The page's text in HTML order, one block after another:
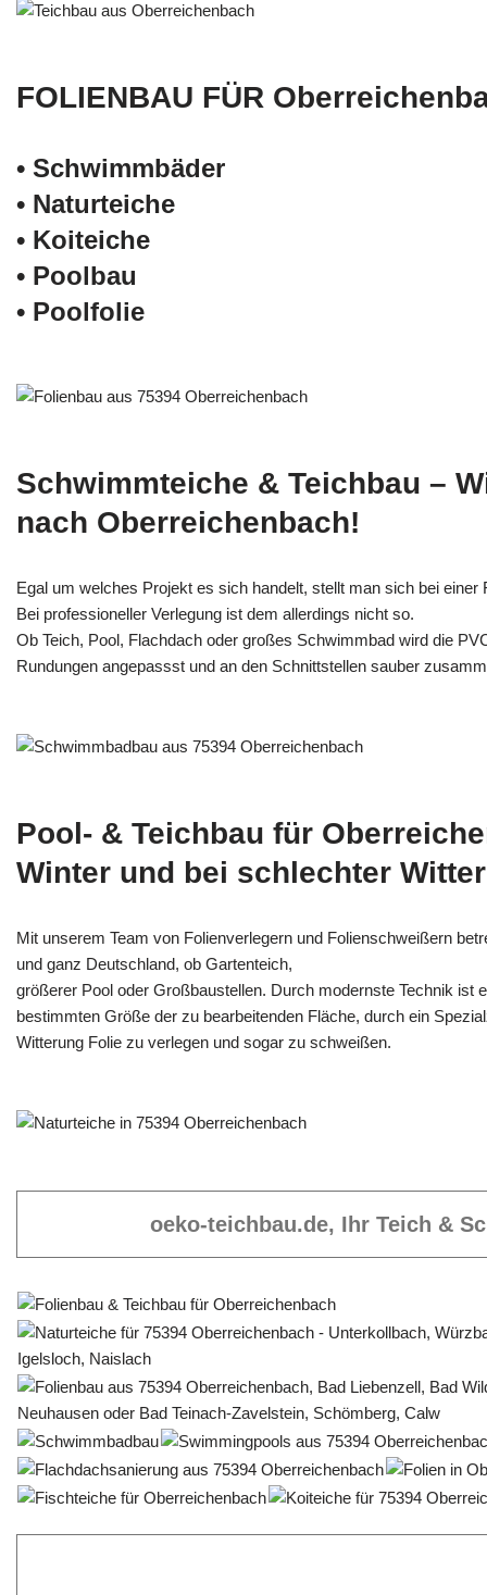
FOLIENBAU FÜR
• Schwimm­bäder
• Naturteiche
• Koiteiche
• Poolbau
• Poolfolie
Schwimmteiche & Teichbau –
nach Oberreichenbach!
Egal um welches Projekt es sich handelt, stellt man sich bei einer
Bei professioneller Verlegung ist dem allerdings nicht so.
Ob Teich, Pool, Flachdach oder großes Schwimmbad wird die
Rundungen angepassst und an den Schnittstellen sauber
Pool- & Teichbau für
Winter und bei schlechter
Mit unserem Team von Folienverlegern und Folien­schweißern
und ganz Deutschland, ob Gartenteich,
größerer Pool oder Großbaustellen. Durch modernste Technik ist
bestimmten Größe der zu bearbeitenden Fläche, durch ein
Witterung Folie zu verlegen und sogar zu schweißen.
oeko-teichbau.de, Ihr Teich &